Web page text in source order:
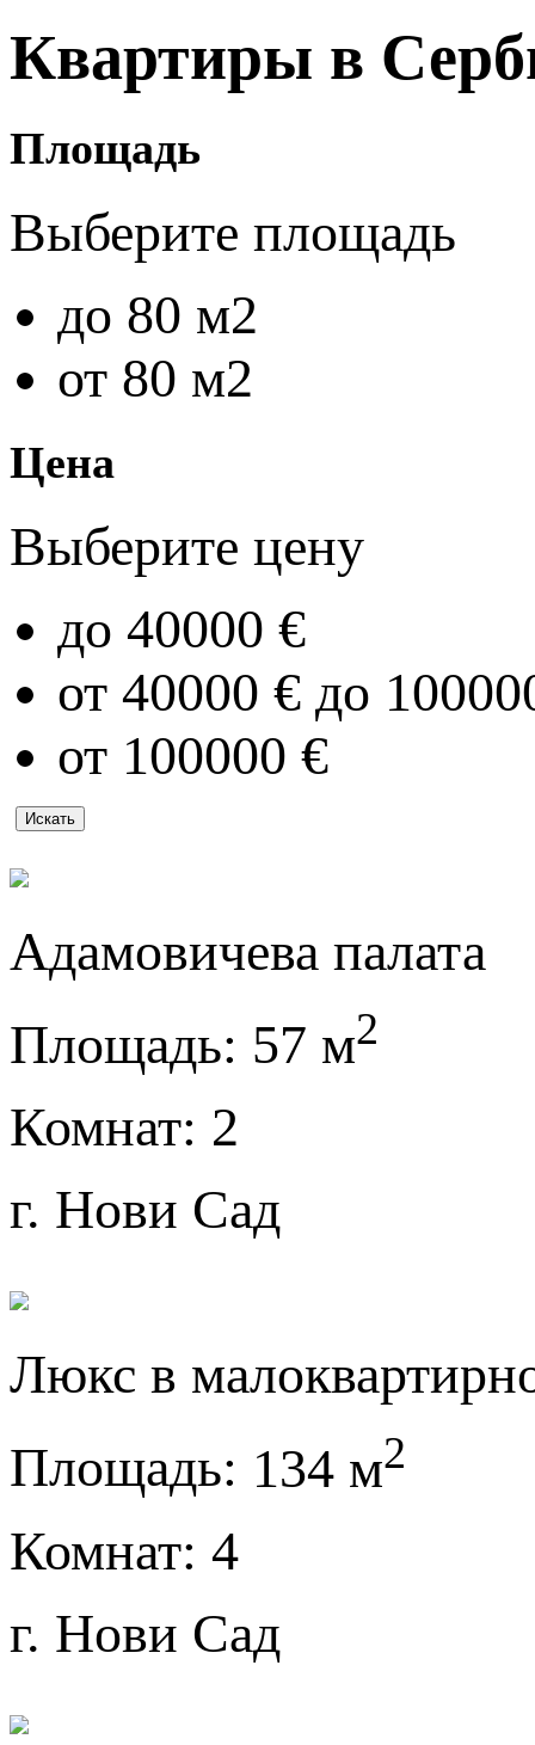
Квартиры в
Площадь
Выберите площадь
до 80 м2
от 80 м2
Цена
Выберите цену
до 40000 €
от 40000 € до
от 100000 €
Адамовичева палата
Площадь: 57 м2
Комнат: 2
г. Нови Сад
Люкс в
Площадь: 134 м2
Комнат: 4
г. Нови Сад